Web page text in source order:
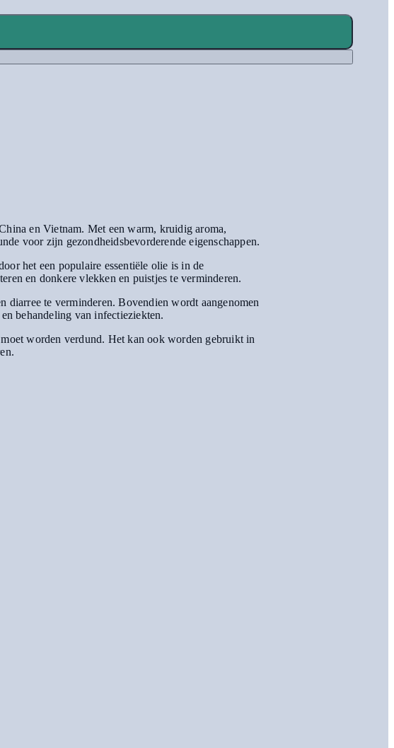
en Vietnam. Met een warm, kruidig aroma,
voor zijn gezondheidsbevorderende eigenschappen.
het een populaire essentiële olie is in de
en donkere vlekken en puistjes te verminderen.
te verminderen. Bovendien wordt aangenomen
behandeling van infectieziekten.
worden verdund. Het kan ook worden gebruikt in